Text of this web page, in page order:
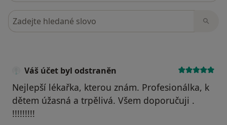
Hledejte v názorech
Váš účet byl odstraněn
Nejlepší lékařka, kterou znám. Profesionálka, k
dětem úžasná a trpělivá. Všem doporučuji .
!!!!!!!!!